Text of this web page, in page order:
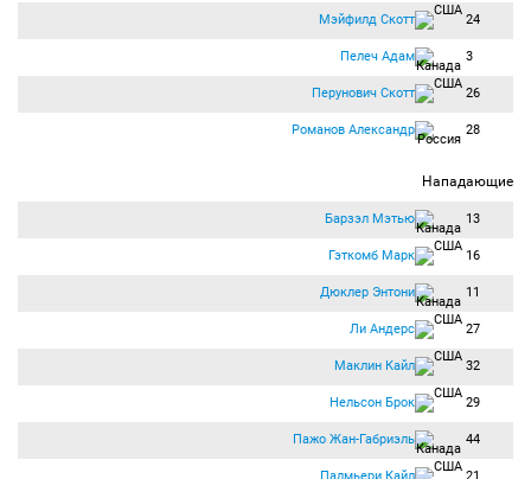
Мэйфилд Скотт 24
Пелеч Адам 3
Перунович Скотт 26
Романов Александр 28
Нападающие
Барзэл Мэтью 13
Гэткомб Марк 16
Дюклер Энтони 11
Ли Андерс 27
Маклин Кайл 32
Нельсон Брок 29
Пажо Жан-Габриэль 44